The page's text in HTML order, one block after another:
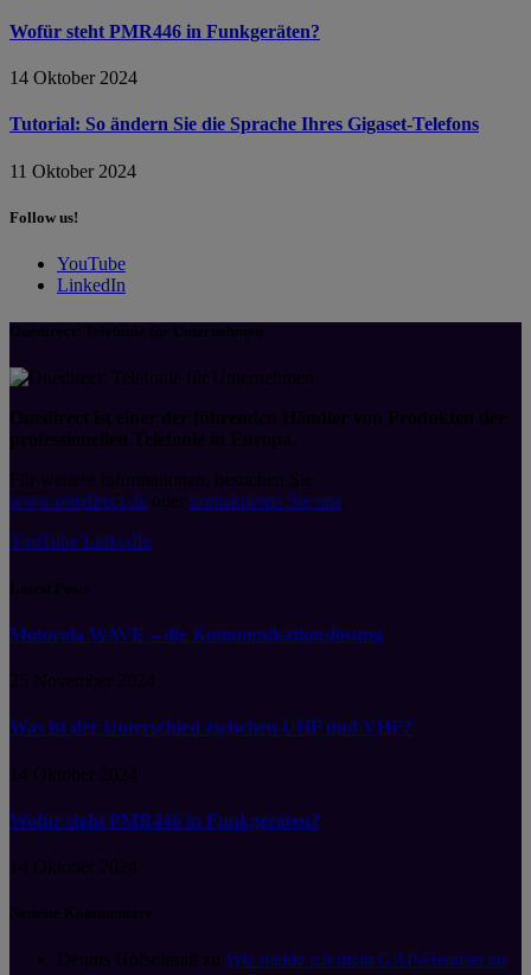
Wofür steht PMR446 in Funkgeräten?
14 Oktober 2024
Tutorial: So ändern Sie die Sprache Ihres Gigaset-Telefons
11 Oktober 2024
Follow us!
YouTube
LinkedIn
Onedirect: Telefonie für Unternehmen
Onedirect ist einer der führenden Händler von Produkten der
professionellen Telefonie in Europa.
Für weitere Informationen, besuchen Sie
www.onedirect.de oder kontaktieren Sie uns
YouTube LinkedIn
Latest Posts
Motorola WAVE – die Kommunikationslösung
25 November 2024
Was ist der Unterschied zwischen UHF und VHF?
14 Oktober 2024
Wofür steht PMR446 in Funkgeräten?
14 Oktober 2024
Neueste Kommentare
Dennis Hofschmitt zu Wie melde ich mein GAP-Headset an